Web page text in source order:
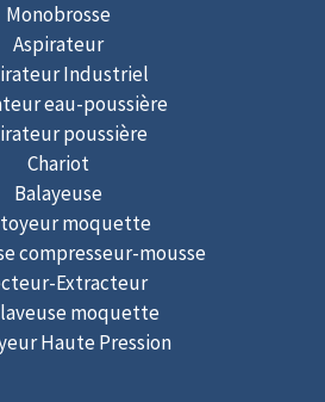
Monobrosse
Aspirateur
Industriel
eau-poussière
poussière
Chariot
Balayeuse
moquette
compresseur-mousse
Extracteur
moquette
Haute Pression